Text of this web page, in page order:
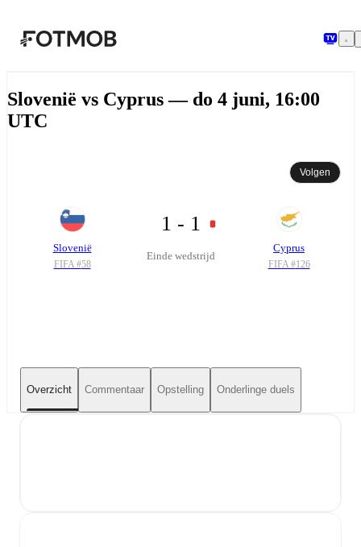
Slovenië vs Cyprus — do 4 juni, 16:00
UTC
Volgen
Slovenië
FIFA #58
1 - 1
Einde wedstrijd
Cyprus
FIFA #126
Overzicht Commentaar Opstelling Onderlinge duels